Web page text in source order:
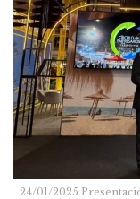
24/01/2025